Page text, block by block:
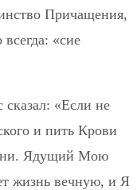
Причащения,
«сие
«Если не
и пить Крови
Ядущий Мою
жизнь вечную, и Я